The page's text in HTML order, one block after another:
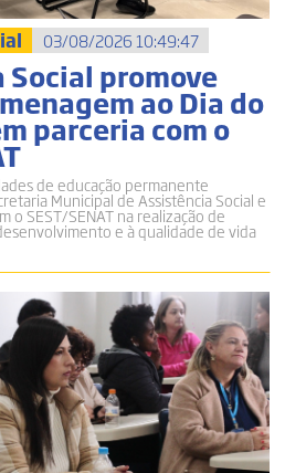
03/08/2026 10:49:47
promove
ao Dia do
parceria com o
de educação permanente
Municipal de Assistência Social e
o SEST/SENAT na realização de
e à qualidade de vida